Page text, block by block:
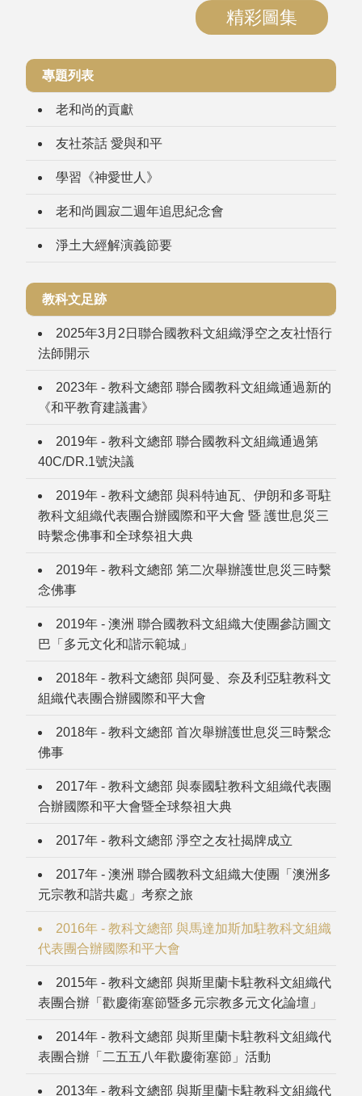
精彩圖集
專題列表
老和尚的貢獻
友社茶話 愛與和平
學習《神愛世人》
老和尚圓寂二週年追思紀念會
淨土大經解演義節要
教科文足跡
2025年3月2日聯合國教科文組織淨空之友社悟行
法師開示
2023年 - 教科文總部 聯合國教科文組織通過新的
《和平教育建議書》
2019年 - 教科文總部 聯合國教科文組織通過第
40C/DR.1號決議
2019年 - 教科文總部 與科特迪瓦、伊朗和多哥駐
教科文組織代表團合辦國際和平大會 暨 護世息災三
時繫念佛事和全球祭祖大典
2019年 - 教科文總部 第二次舉辦護世息災三時繫
念佛事
2019年 - 澳洲 聯合國教科文組織大使團參訪圖文
巴「多元文化和諧示範城」
2018年 - 教科文總部 與阿曼、奈及利亞駐教科文
組織代表團合辦國際和平大會
2018年 - 教科文總部 首次舉辦護世息災三時繫念
佛事
2017年 - 教科文總部 與泰國駐教科文組織代表團
合辦國際和平大會暨全球祭祖大典
2017年 - 教科文總部 淨空之友社揭牌成立
2017年 - 澳洲 聯合國教科文組織大使團「澳洲多
元宗教和諧共處」考察之旅
2016年 - 教科文總部 與馬達加斯加駐教科文組織
代表團合辦國際和平大會
2015年 - 教科文總部 與斯里蘭卡駐教科文組織代
表團合辦「歡慶衛塞節暨多元宗教多元文化論壇」
2014年 - 教科文總部 與斯里蘭卡駐教科文組織代
表團合辦「二五五八年歡慶衛塞節」活動
2013年 - 教科文總部 與斯里蘭卡駐教科文組織代